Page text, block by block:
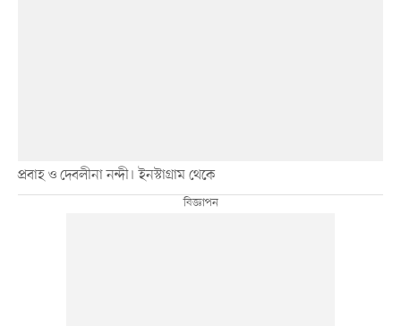
প্রবাহ ও দেবলীনা নন্দী। ইনস্টাগ্রাম থেকে